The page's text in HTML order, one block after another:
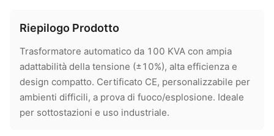
Riepilogo Prodotto
Trasformatore automatico da 100 KVA con ampia
adattabilità della tensione (±10%), alta efficienza e
design compatto. Certificato CE, personalizzabile per
ambienti difficili, a prova di fuoco/esplosione. Ideale
per sottostazioni e uso industriale.